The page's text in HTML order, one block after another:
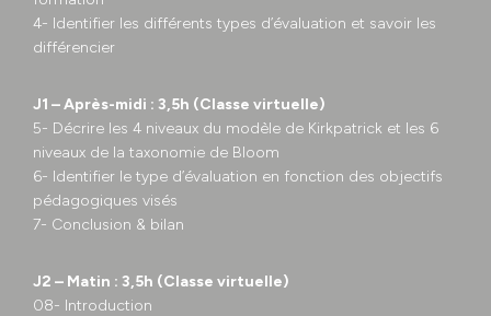
4- Identifier les différents types d’évaluation et savoir les
différencier
J1 – Après-midi : 3,5h (Classe virtuelle)
5- Décrire les 4 niveaux du modèle de Kirkpatrick et les 6
niveaux de la taxonomie de Bloom
6- Identifier le type d’évaluation en fonction des objectifs
pédagogiques visés
7- Conclusion & bilan
J2 – Matin : 3,5h (Classe virtuelle)
08- Introduction